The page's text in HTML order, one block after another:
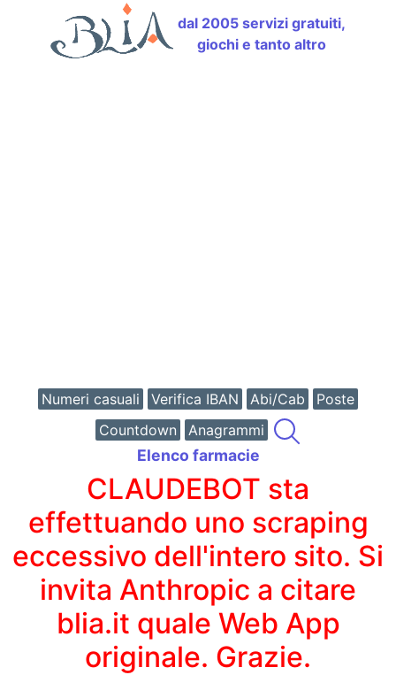
dal 2005 servizi gratuiti,
giochi e tanto altro
Numeri casuali Verifica IBAN Abi/Cab
Poste
Countdown
Anagrammi
Elenco farmacie
CLAUDEBOT sta
effettuando uno scraping
eccessivo dell'intero sito. Si
invita Anthropic a citare
blia.it quale Web App
originale. Grazie.